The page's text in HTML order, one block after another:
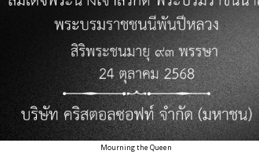
บทที่4 ความหมายของ
Mourning the Queen